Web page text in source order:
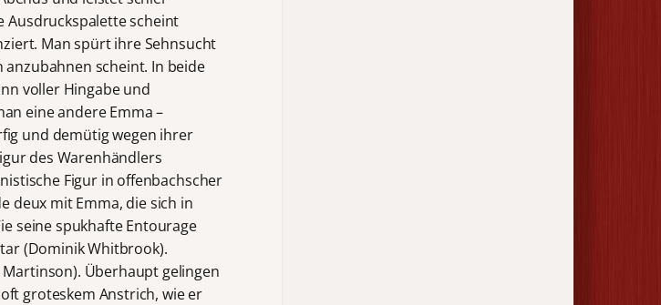
Ausdruckspalette scheint
Man spürt ihre Sehnsucht
anzubahnen scheint. In beide
voller Hingabe und
eine andere Emma –
und demütig wegen ihrer
des Warenhändlers
Figur in offenbachscher
deux mit Emma, die sich in
seine spukhafte Entourage
(Dominik Whitbrook).
Überhaupt gelingen
groteskem Anstrich, wie er